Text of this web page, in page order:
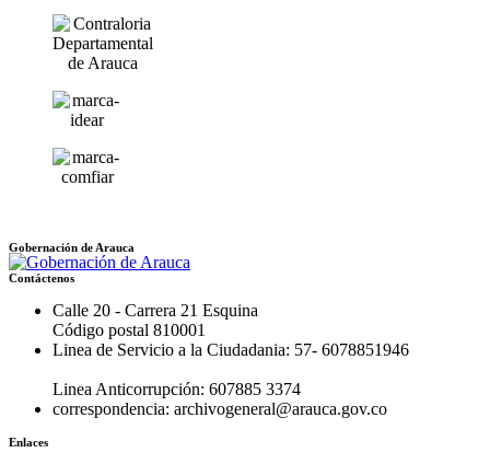
Gobernación de Arauca
Contáctenos
Calle 20 - Carrera 21 Esquina
Código postal 810001
Linea de Servicio a la Ciudadania: 57- 6078851946
Linea Anticorrupción: 607885 3374
correspondencia: archivogeneral@arauca.gov.co
Enlaces